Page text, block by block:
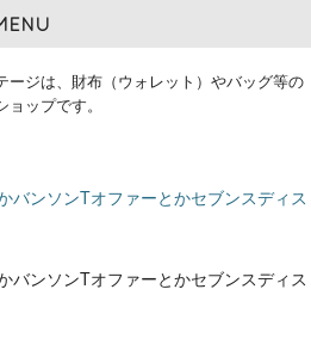
ージは、財布（ウォレット）やバッグ等の
ップです。
バンソンTオファーとかセブンスディス
バンソンTオファーとかセブンスディス